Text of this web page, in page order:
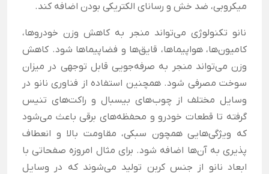
میکروبی، ضد خش و رسانای الکتریکی بودن اضافه کند.
نانو تکنولوژی می‌تواند منجر به کاهش وزن خودرو‌ها،
کامیون‌ها، هواپیماها، قایق‌ها و فضاپیماها شود. کاهش
وزن می‌تواند منجر به صرفه‌جویی قابل توجهی در میزان
سوخت مصرفی شود. همچنین استفاده از فناوری نانو در
وسایل مختلف از چوب‌های بیسبال و راکت‌های تنیس
گرفته تا قطعات خودرو و محفظه‌های برقی باعث می‌شود
که ویژگی‌هایی همچون سبکی، مقاومت بالا و انعطاف
پذیری به آن‌ها اضافه شود. برای مثال امروزه صفحاتی با
ابعاد نانو از جنس کربن تولید می‌شوند که در وسایل